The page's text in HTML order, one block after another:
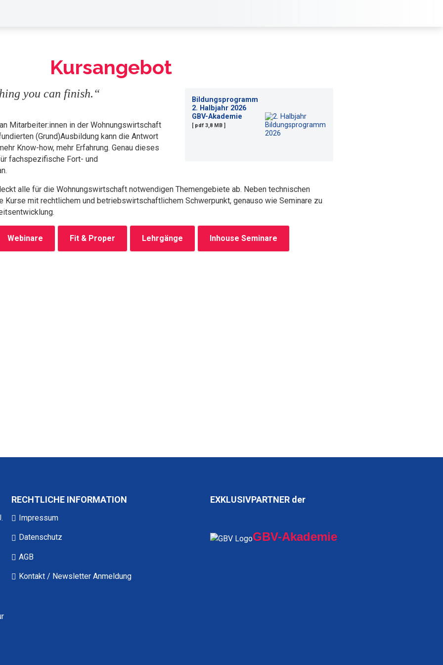
Kursangebot
Bildungsprogramm
2. Halbjahr 2026
GBV-Akademie
[ pdf 3,8 MB ]
you can finish.“
Mitarbeiter:innen in der Wohnungswirtschaft
(Grund)Ausbildung kann die Antwort
Know-how, mehr Erfahrung. Genau dieses
fachspezifische Fort- und
alle für die Wohnungswirtschaft notwendigen Themengebiete ab. Neben technischen
Kurse mit rechtlichem und betriebswirtschaftlichem Schwerpunkt, genauso wie Seminare zu
Webinare Fit & Proper Lehrgänge Inhouse Seminare
RECHTLICHE INFORMATION
Impressum
Datenschutz
AGB
Kontakt / Newsletter Anmeldung
EXKLUSIVPARTNER der
GBV-Akademie